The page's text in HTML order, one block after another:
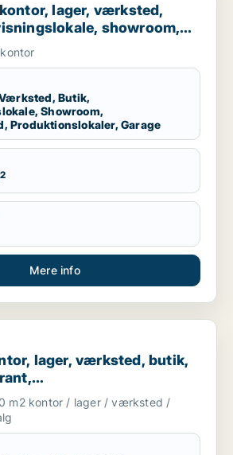
lager, værksted,
showroom,
produktionslokaler eller
i Region Sjælland eller
Butik,
Showroom,
Produktionslokaler, Garage
2
Mere info
lager, værksted, butik, klinik, restaurant,
lager, værksted, butik,
hotel eller
til salg i Vordingborg,
eller Lolland
m2 kontor / lager / værksted /